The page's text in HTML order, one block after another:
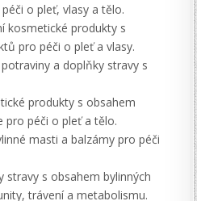
o pleť, vlasy a tělo.
kosmetické produkty s
pro péči o pleť a vlasy.
a doplňky stravy s
produkty s obsahem
péči o pleť a tělo.
masti a balzámy pro péči
stravy s obsahem bylinných
trávení a metabolismu.